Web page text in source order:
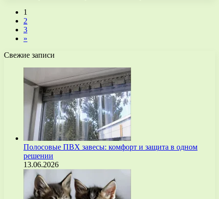
1
2
3
»
Свежие записи
Полосовые ПВХ завесы: комфорт и защита в одном
решении
13.06.2026